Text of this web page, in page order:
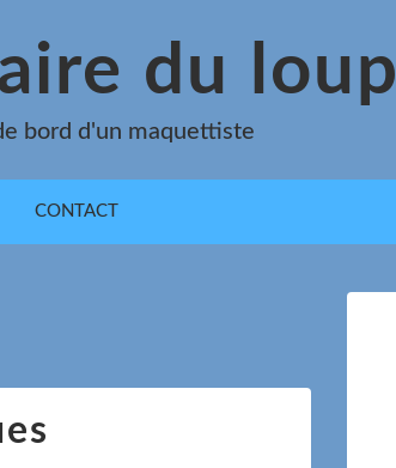
du loup
bord d'un maquettiste
CONTACT